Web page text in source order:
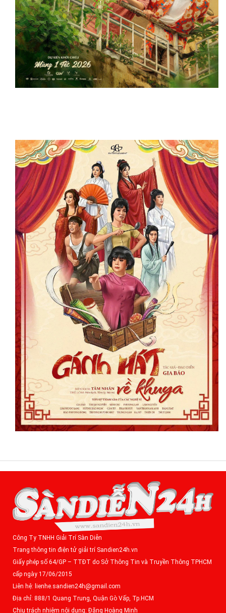
Công Ty TNHH Giải Trí Sàn Diễn
Trang thông tin điện tử giải trí Sandien24h.vn
Giấy phép số 64/GP – TTĐT do Sở Thông Tin và Truyền Thông TPHCM
cấp ngày 17/06/2015
Liên hệ: lienhe.sandien24h@gmail.com
Địa chỉ: 888/1 Quang Trung, Quận Gò Vấp, Tp.HCM
Chịu trách nhiệm nội dung: Đặng Hoàng Minh